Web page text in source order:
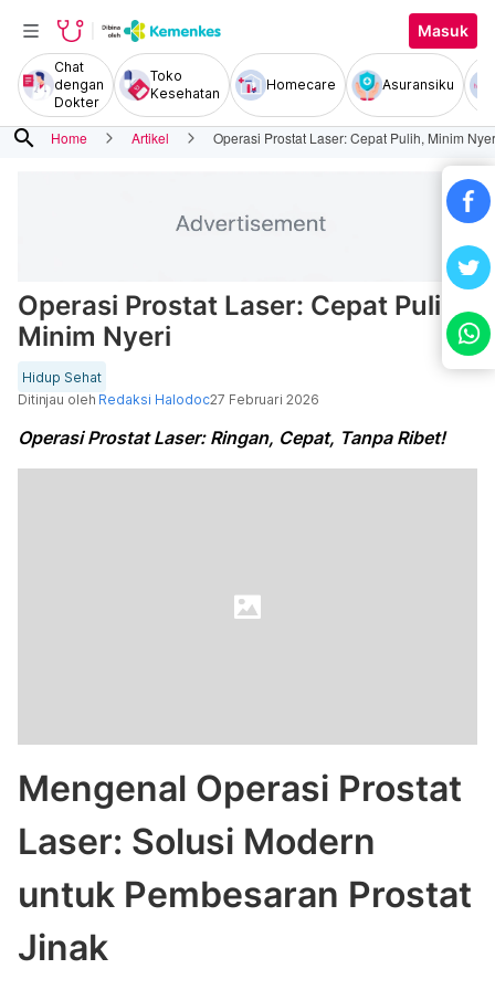
Masuk
Chat
dengan
Dokter
Toko
Kesehatan
Homecare Asuransiku
search Home Artikel Operasi Prostat Laser: Cepat Pulih, Minim
Operasi Prostat Laser: Cepat Pulih,
Minim Nyeri
Hidup Sehat
Ditinjau oleh Redaksi Halodoc27 Februari 2026
Operasi Prostat Laser: Ringan, Cepat, Tanpa Ribet!
Mengenal Operasi Prostat
Laser: Solusi Modern
untuk Pembesaran Prostat
Jinak